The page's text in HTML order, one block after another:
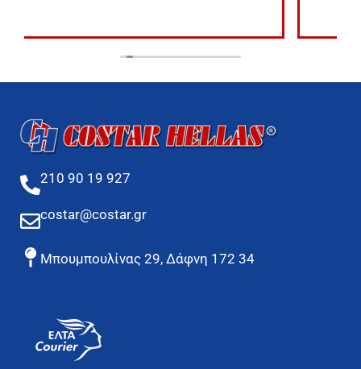
210 90 19 927
costar@costar.gr
Μπουμπουλίνας 29, Δάφνη 172 34